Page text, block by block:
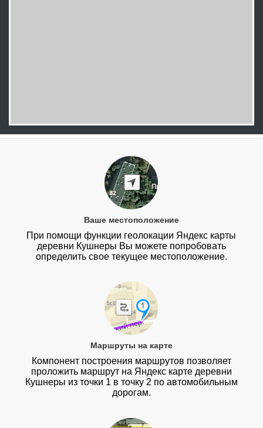
Ваше местоположение
При помощи функции геолокации Яндекс карты
деревни Кушнеры Вы можете попробовать
определить свое текущее местоположение.
Маршруты на карте
Компонент построения маршрутов позволяет
проложить маршрут на Яндекс карте деревни
Кушнеры из точки 1 в точку 2 по автомобильным
дорогам.